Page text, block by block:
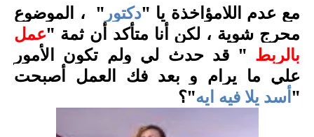
مع عدم اللامؤاخذة يا "دكتور " ، الموضوع
محرج شوية ، لكن أنا متأكد أن ثمة "عمل
بالربط " قد حدث لي ولم تكون الأمور
علي ما يرام و بعد فك العمل أصبحت
"أسد يلا فيه ايه"؟